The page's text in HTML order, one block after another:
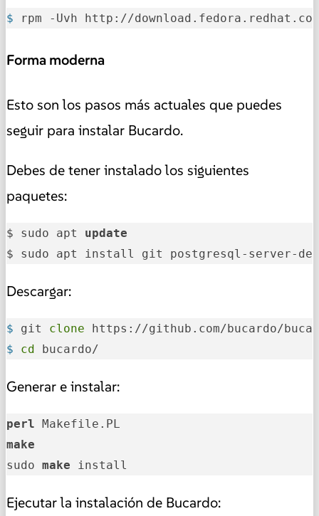
$ rpm -Uvh http://
Forma moderna
Esto son los pasos más actuales que puedes
seguir para instalar Bucardo.
Debes de tener instalado los siguientes
paquetes:
$ sudo apt update
$ sudo apt install git postgresql-server-
Descargar:
$ git clone https://github.com/bucardo/
$ cd bucardo/
Generar e instalar:
perl
make
sudo make install
Ejecutar la instalación de Bucardo: